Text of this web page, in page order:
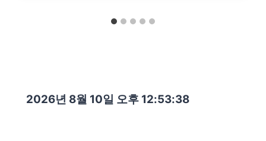
2026년 8월 10일 오후 12:53:39